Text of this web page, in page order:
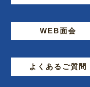
WEB面会
よくあるご質問